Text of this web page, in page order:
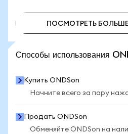
ПОСМОТРЕТЬ
Способы использования
Купить ONDSon
Начните всего за пару
Продать ONDSon
Обменяйте ONDSon на